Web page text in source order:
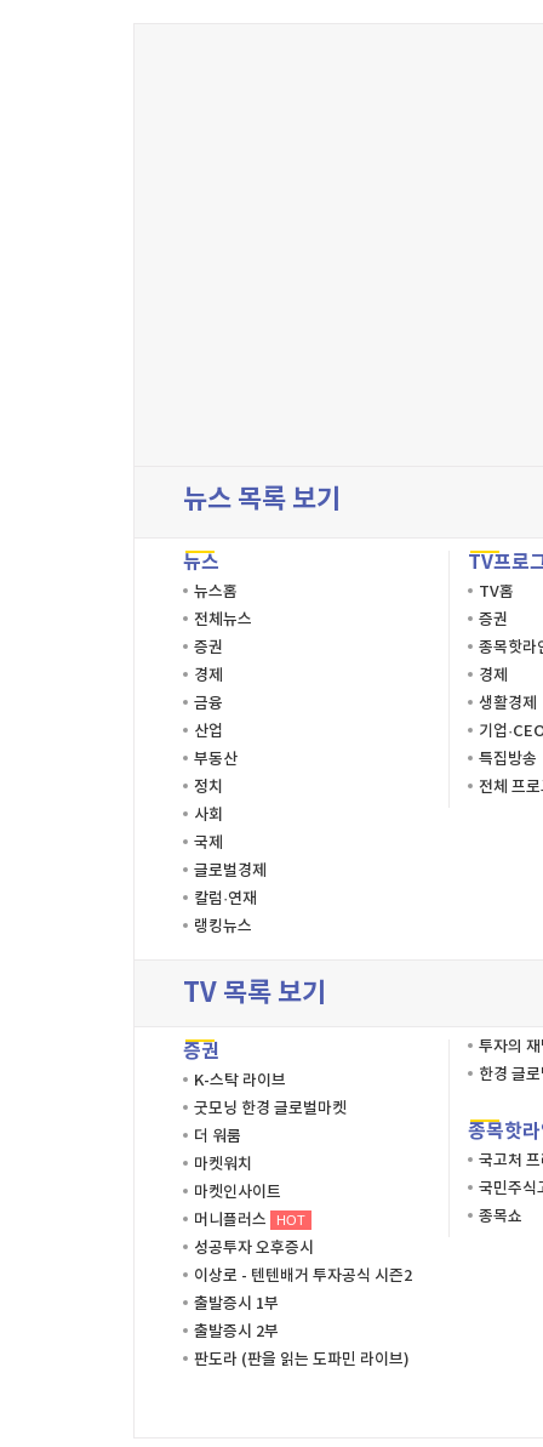
뉴스 목록 보기
뉴스
뉴스홈
전체뉴스
증권
경제
금융
산업
부동산
정치
사회
국제
글로벌경제
칼럼·연재
랭킹뉴스
TV프로
TV홈
증권
종목핫라
경제
생활경제
기업
특집방송
전체 프
TV 목록 보기
증권
K-스탁 라이브
굿모닝 한경 글로벌마켓
더 워룸
마켓워치
마켓인사이트
머니플러스
HOT
성공투자 오후증시
이상로 - 텐텐배거 투자공식 시즌2
출발증시 1부
출발증시 2부
판도라 (판을 읽는 도파민 라이브)
투자의
한경 글
종목핫
국고처
국민주식
종목쇼